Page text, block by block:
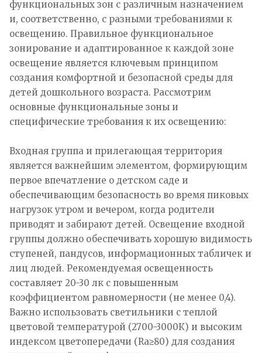
функциональных зон с различным назначением
и, соответственно, с разными требованиями к
освещению. Правильное функциональное
зонирование и адаптированное к каждой зоне
освещение является ключевым принципом
создания комфортной и безопасной среды для
детей дошкольного возраста. Рассмотрим
основные функциональные зоны и
специфические требования к их освещению:
Входная группа и прилегающая территория
является важнейшим элементом, формирующим
первое впечатление о детском саде и
обеспечивающим безопасность во время пиковых
нагрузок утром и вечером, когда родители
приводят и забирают детей. Освещение входной
группы должно обеспечивать хорошую видимость
ступеней, пандусов, информационных табличек и
лиц людей. Рекомендуемая освещенность
составляет 20-30 лк с повышенным
коэффициентом равномерности (не менее 0,4).
Важно использовать светильники с теплой
цветовой температурой (2700-3000К) и высоким
индексом цветопередачи (Ra≥80) для создания